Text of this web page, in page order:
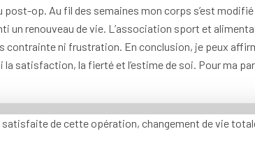
op. Au fil des semaines mon corps s’est
un renouveau de vie. L’association sport et
ni frustration. En conclusion, je peux
satisfaction, la fierté et l’estime de soi. Pour ma
de cette opération, changement de vie